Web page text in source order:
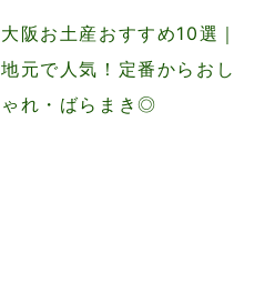
大阪お土産おすすめ10選｜
地元で人気！定番からおし
ゃれ・ばらまき◎